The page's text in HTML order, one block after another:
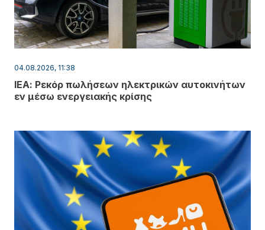
04.08.2026, 11:38
ΙΕΑ: Ρεκόρ πωλήσεων ηλεκτρικών αυτοκινήτων
εν μέσω ενεργειακής κρίσης